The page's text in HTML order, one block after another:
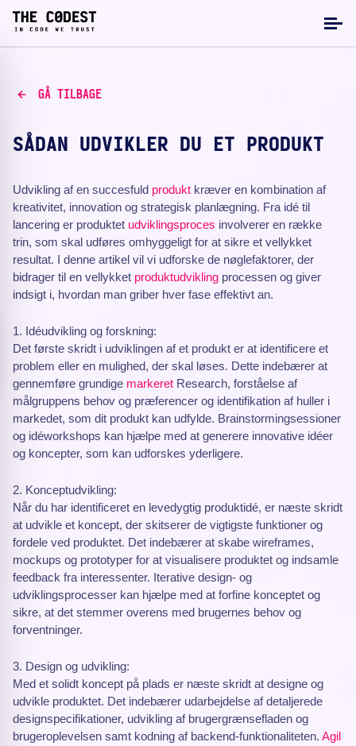
GÅ TILBAGE
SÅDAN UDVIKLER DU ET PRODUKT
Udvikling af en succesfuld produkt kræver en kombination af
kreativitet, innovation og strategisk planlægning. Fra idé til
lancering er produktet udviklingsproces involverer en række
trin, som skal udføres omhyggeligt for at sikre et vellykket
resultat. I denne artikel vil vi udforske de nøglefaktorer, der
bidrager til en vellykket produktudvikling processen og giver
indsigt i, hvordan man griber hver fase effektivt an.
1. Idéudvikling og forskning:
Det første skridt i udviklingen af et produkt er at identificere et
problem eller en mulighed, der skal løses. Dette indebærer at
gennemføre grundige markeret Research, forståelse af
målgruppens behov og præferencer og identifikation af huller i
markedet, som dit produkt kan udfylde. Brainstormingsessioner
og idéworkshops kan hjælpe med at generere innovative idéer
og koncepter, som kan udforskes yderligere.
2. Konceptudvikling:
Når du har identificeret en levedygtig produktidé, er næste skridt
at udvikle et koncept, der skitserer de vigtigste funktioner og
fordele ved produktet. Det indebærer at skabe wireframes,
mockups og prototyper for at visualisere produktet og indsamle
feedback fra interessenter. Iterative design- og
udviklingsprocesser kan hjælpe med at forfine konceptet og
sikre, at det stemmer overens med brugernes behov og
forventninger.
3. Design og udvikling:
Med et solidt koncept på plads er næste skridt at designe og
udvikle produktet. Det indebærer udarbejdelse af detaljerede
designspecifikationer, udvikling af brugergrænsefladen og
brugeroplevelsen samt kodning af backend-funktionaliteten. Agil